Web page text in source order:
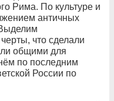
Рима. По культуре и
античных
что сделали
общими для
по последним
России по